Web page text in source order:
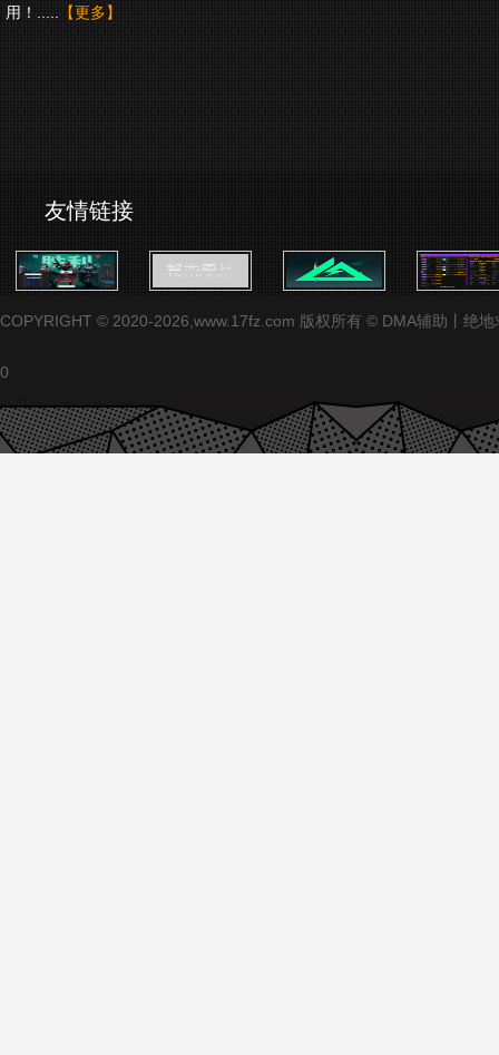
用！..... 【更多】
友情链接
COPYRIGHT © 2020-2026,www.17fz.com 版权所有 © DMA辅助丨绝
0